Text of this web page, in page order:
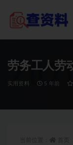
劳务工人劳
实用资料 5 年前